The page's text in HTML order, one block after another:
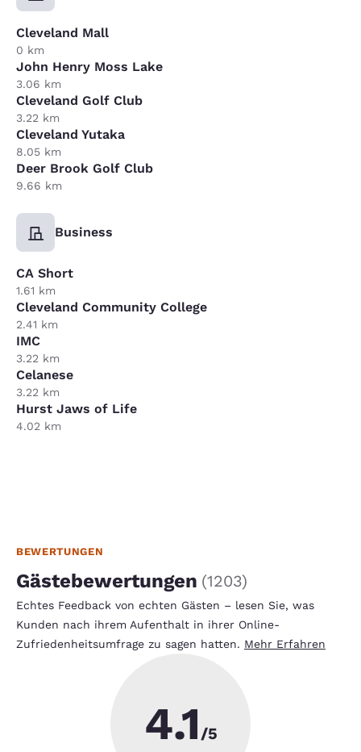
Cleveland Mall
0 km
John Henry Moss Lake
3.06 km
Cleveland Golf Club
3.22 km
Cleveland Yutaka
8.05 km
Deer Brook Golf Club
9.66 km
Business
CA Short
1.61 km
Cleveland Community College
2.41 km
IMC
3.22 km
Celanese
3.22 km
Hurst Jaws of Life
4.02 km
BEWERTUNGEN
Gästebewertungen (1203)
Echtes Feedback von echten Gästen – lesen Sie, was
Kunden nach ihrem Aufenthalt in ihrer Online-
Zufriedenheitsumfrage zu sagen hatten. Mehr Erfahren
4.1 /5